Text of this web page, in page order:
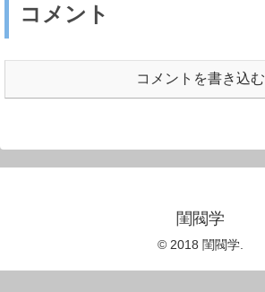
コメント
コメントを書き込む
閨閥学
© 2018 閨閥学.